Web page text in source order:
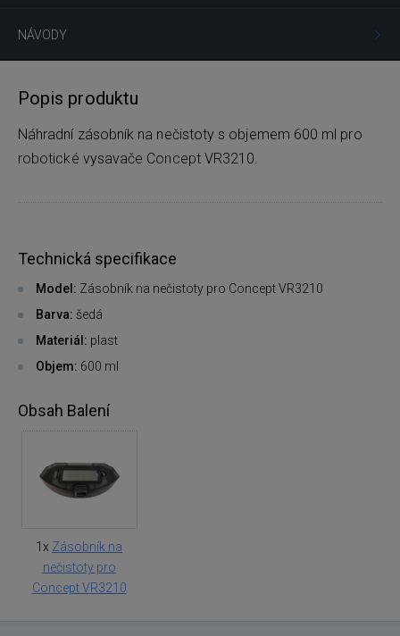
NÁVODY
Popis produktu
Náhradní zásobník na nečistoty s objemem 600 ml pro
robotické vysavače Concept VR3210.
Technická specifikace
Model: Zásobník na nečistoty pro Concept VR3210
Barva: šedá
Materiál: plast
Objem: 600 ml
Obsah Balení
1x Zásobník na
nečistoty pro
Concept VR3210